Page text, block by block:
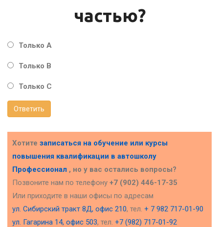
частью?
Только А
Только В
Только С
Ответить
Хотите записаться на обучение или курсы
повышения квалификации в автошколу
Профессионал , но у вас остались вопросы?
Позвоните нам по телефону +7 (902) 446-17-35
Или приходите в наши офисы по адресам
ул. Сибирский тракт 8Д, офис 210, тел. + 7 982 717-01-90
ул. Гагарина 14, офис 503, тел. +7 (982) 717-01-92